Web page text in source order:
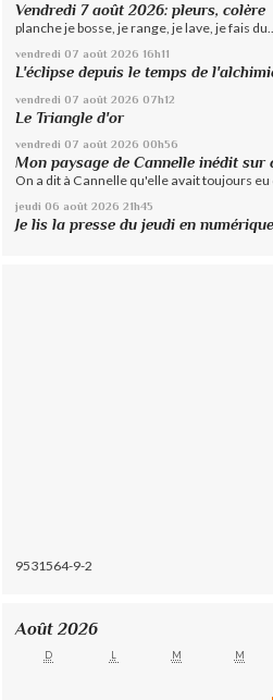
Vendredi 7 août 2026: pleurs, colère
planche je bosse, je range, je lave, je fais
vendredi 07 août 2026 16h11
L'éclipse depuis le temps de
vendredi 07 août 2026 07h12
Le Triangle d'or
vendredi 07 août 2026 00h56
Mon paysage de Cannelle inédit sur
On a dit à Cannelle qu'elle avait toujours eu
jeudi 06 août 2026 21h45
Je lis la presse du jeudi en numérique
9531564-9-2
Août 2026
D L M M